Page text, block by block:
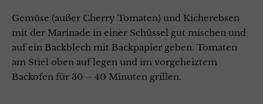
Gemüse (außer Cherry Tomaten) und Kicherebsen
mit der Marinade in einer Schüssel gut mischen und
auf ein Backblech mit Backpapier geben. Tomaten
am Stiel oben auf legen und im vorgeheiztem
Backofen für 30 – 40 Minuten grillen.